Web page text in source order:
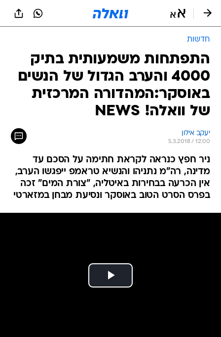
חדשות
התפתחות משמעותית בתיק
4000 והערב הגדול של הנשים
באוסקר:המהדורה המרכזית
של וואלה! NEWS
יעקב אילון
5.3.2018 / 12:00
ניר חפץ כנראה לקראת חתימה על הסכם עד
מדינה, רה"מ נתניהו והנשיא טראמפ ייפגשו הערב,
אין הכרעה בבחירות באיטליה, "צורת המים" זכה
בפרס הסרט הטוב באוסקר ונסיעת מבחן במזארטי